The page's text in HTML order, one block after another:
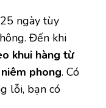
ngày tùy
Đến khi
khui hàng từ
phong. Có
lỗi, bạn có